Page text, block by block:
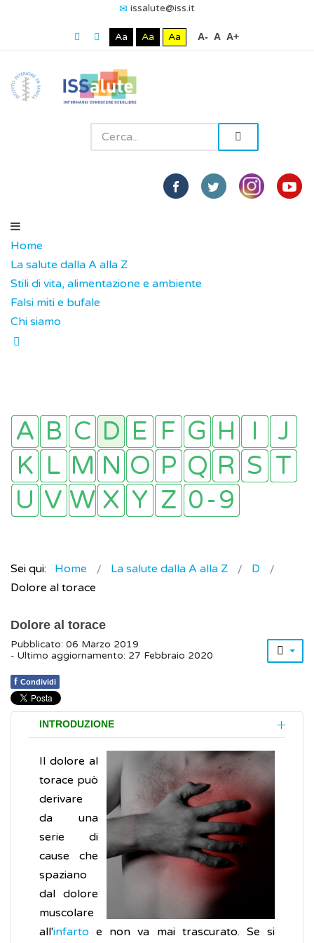
issalute@iss.it
Aa Aa Aa A- A A+
Home
La salute dalla A alla Z
Stili di vita, alimentazione e ambiente
Falsi miti e bufale
Chi siamo
Sei qui: Home La salute dalla A alla Z
D
Dolore al torace
Dolore al torace
Pubblicato: 06 Marzo 2019
- Ultimo aggiornamento: 27 Febbraio 2020
f Condividi
INTRODUZIONE
Il dolore al
torace può
derivare
da una
serie di
cause che
spaziano
dal dolore
muscolare
all'infarto e non va mai trascurato. Se si